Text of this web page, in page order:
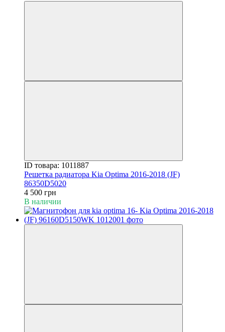
ID товара: 1011887
Решетка радиатора Kia Optima 2016-2018 (JF)
86350D5020
4 500 грн
В наличии